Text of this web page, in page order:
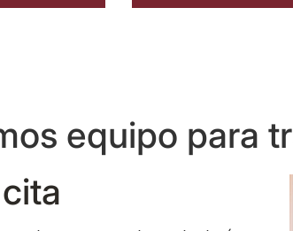
equipo para